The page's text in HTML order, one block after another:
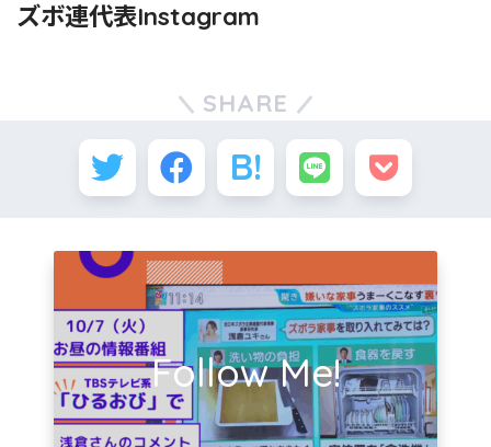
ズボ連代表Instagram
SHARE
Follow Me!